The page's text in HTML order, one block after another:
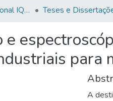
Repositório Institucional IQSC
e
para
A